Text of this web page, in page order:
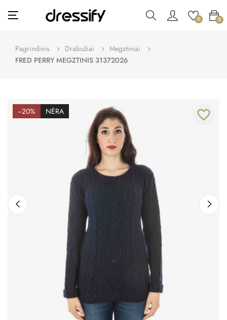
Toggle
navigation
☰ 0 0
Pagrindinis Drabužiai
Megztiniai
FRED PERRY MEGZTINIS 31372026
−20% NĖRA favorite_border